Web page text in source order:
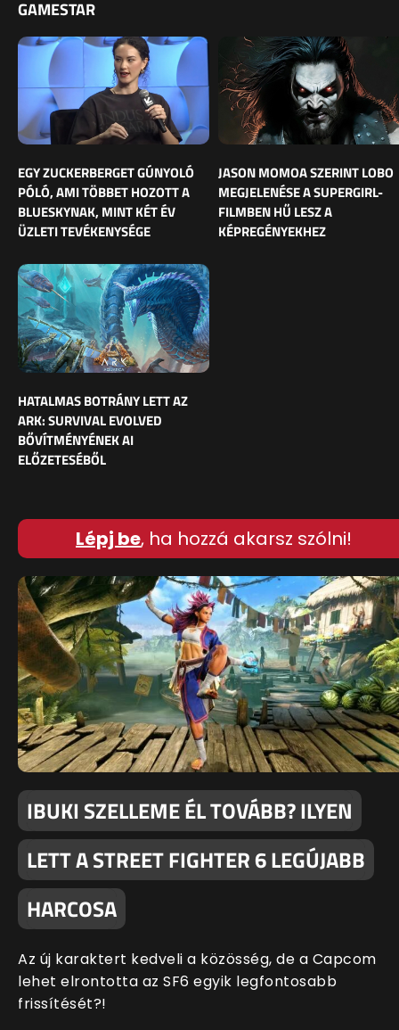
GAMESTAR
EGY ZUCKERBERGET GÚNYOLÓ
PÓLÓ, AMI TÖBBET HOZOTT A
BLUESKYNAK, MINT KÉT ÉV
ÜZLETI TEVÉKENYSÉGE
JASON MOMOA SZERINT LOBO
MEGJELENÉSE A SUPERGIRL-
FILMBEN HŰ LESZ A
KÉPREGÉNYEKHEZ
HATALMAS BOTRÁNY LETT AZ
ARK: SURVIVAL EVOLVED
BŐVÍTMÉNYÉNEK AI
ELŐZETESÉBŐL
Lépj be, ha hozzá akarsz szólni!
IBUKI SZELLEME ÉL TOVÁBB? ILYEN
LETT A STREET FIGHTER 6 LEGÚJABB
HARCOSA
Az új karaktert kedveli a közösség, de a Capcom
lehet elrontotta az SF6 egyik legfontosabb
frissítését?!